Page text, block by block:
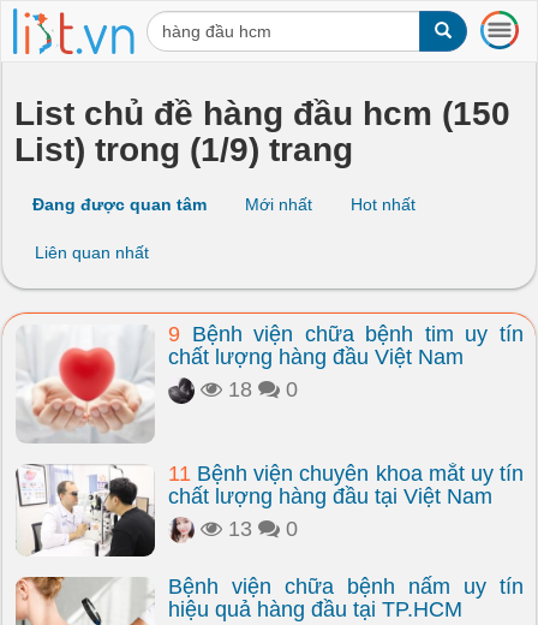
T
o
l
a
t
i
List chủ đề hàng đầu hcm (150
List) trong (1/9) trang
Đang được quan tâm Mới nhất Hot nhất
Liên quan nhất
9 Bệnh viện chữa bệnh tim uy tín
chất lượng hàng đầu Việt Nam
18
0
11 Bệnh viện chuyên khoa mắt uy tín
chất lượng hàng đầu tại Việt Nam
13
0
Bệnh viện chữa bệnh nấm uy tín
hiệu quả hàng đầu tại TP.HCM